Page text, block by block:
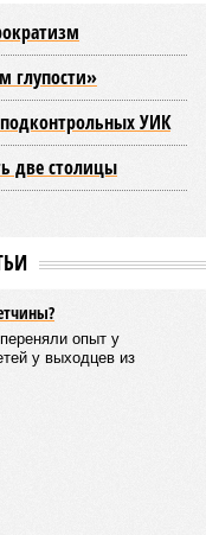
направления и
назад, заменив
льготу для детей-
по упрощенной
баллами.
в отдельную
и
к концу
включив
боевых действиях,
Порядок
году: теперь
количество
меньше